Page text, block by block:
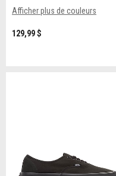
Afficher plus de couleurs
129,99 $